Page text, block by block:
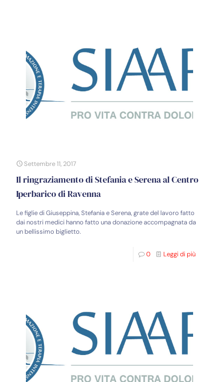
Settembre 11, 2017
Il ringraziamento di Stefania e Serena al Centro
Iperbarico di Ravenna
Le figlie di Giuseppina, Stefania e Serena, grate del lavoro fatto
dai nostri medici hanno fatto una donazione accompagnata da
un bellissimo biglietto.
0 Leggi di più